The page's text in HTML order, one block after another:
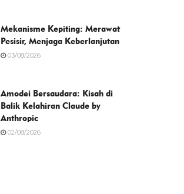
Mekanisme Kepiting: Merawat
Pesisir, Menjaga Keberlanjutan
03/08/2026
Amodei Bersaudara: Kisah di
Balik Kelahiran Claude by
Anthropic
02/08/2026